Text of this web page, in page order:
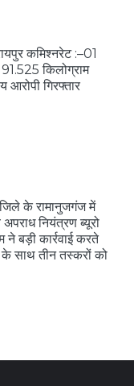
कमिश्नरेट :–01
किलोग्राम
आरोपी गिरफ्तार
के रामानुजगंज में
नियंत्रण ब्यूरो
बड़ी कार्रवाई करते
साथ तीन तस्करों को